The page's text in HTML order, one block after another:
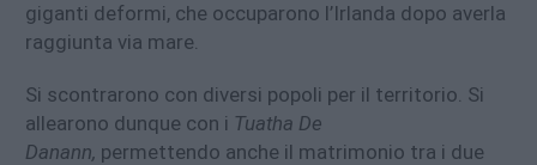
giganti deformi, che occuparono l’Irlanda dopo averla
raggiunta via mare.
Si scontrarono con diversi popoli per il territorio. Si
allearono dunque con i Tuatha De
Danann, permettendo anche il matrimonio tra i due